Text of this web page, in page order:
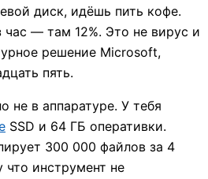
диск, идёшь пить кофе.
— там 12%. Это не вирус и
решение Microsoft,
пять.
в аппаратуре. У тебя
SSD и 64 ГБ оперативки.
300 000 файлов за 4
инструмент не